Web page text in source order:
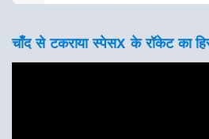
चाँद से टकराया स्पेसX के रॉकेट का